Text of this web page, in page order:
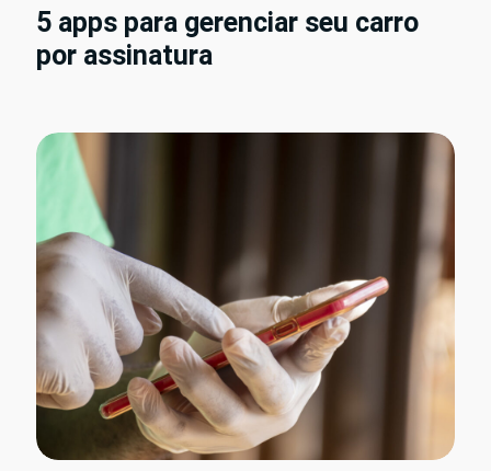
5 apps para gerenciar seu carro
por assinatura